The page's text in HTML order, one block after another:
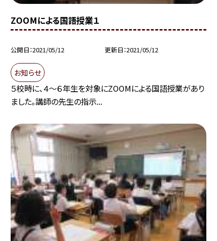
ZOOMによる国語授業１
公開日 2021/05/12 更新日 2021/05/12
お知らせ
５校時に、４〜６年生を対象にZOOMによる国語授業があり
ました。講師の先生の指示...